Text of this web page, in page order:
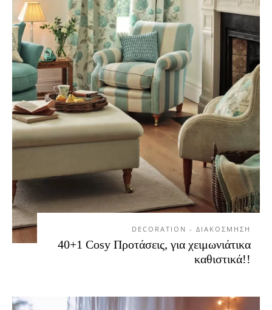
DECORATION - ΔΙΑΚΟΣΜΗΣΗ
40+1 Cosy Προτάσεις, για χειμωνιάτικα
καθιστικά!!